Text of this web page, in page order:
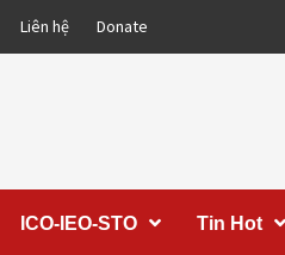
Liên hệ Donate
ICO-IEO-STO Tin Hot